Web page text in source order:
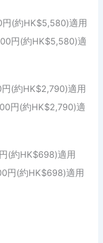
(約HK$5,580)適用
円(約HK$5,580)適
(約HK$2,790)適用
円(約HK$2,790)適
(約HK$698)適用
円(約HK$698)適用